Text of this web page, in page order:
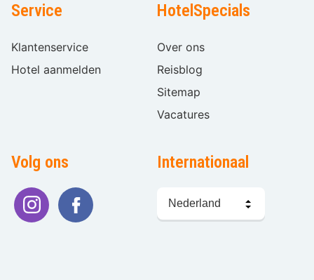
Service
Klantenservice
Hotel aanmelden
HotelSpecials
Over ons
Reisblog
Sitemap
Vacatures
Volg ons Internationaal
kiezen